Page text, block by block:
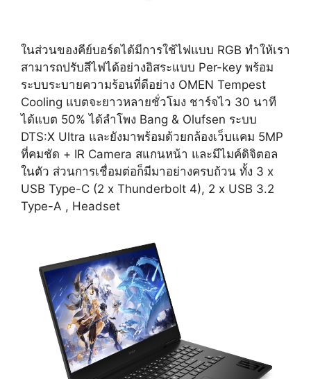
ในส่วนของคีย์บอร์ดได้มีการใช้ไฟแบบ RGB ทำให้เรา
สามารถปรับสีไฟได้อย่างอิสระแบบ Per-key พร้อม
ระบบระบายความร้อนที่ดีอย่าง OMEN Tempest
Cooling แบตจะยาวหลายชั่วโมง ชาร์จไว 30 นาที
ได้แบต 50% ได้ลำโพง Bang & Olufsen ระบบ
DTS:X Ultra และยังมาพร้อมด้วยกล้องเว็บแคม 5MP
ที่คมชัด + IR Camera สแกนหน้า และมีไมค์ดิจิตอล
ในตัว ส่วนการเชื่อมต่อก็มีมาอย่างครบถ้วน ทั้ง 3 x
USB Type-C (2 x Thunderbolt 4), 2 x USB 3.2
Type-A , Headset